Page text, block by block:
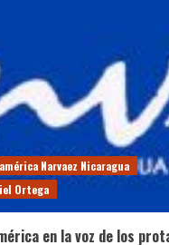
Narvaez Nicaragua
Ortega
en la voz de los